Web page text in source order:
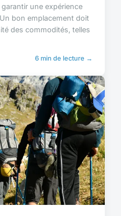
une expérience
bon emplacement doit
des commodités, telles
6 min de lecture →